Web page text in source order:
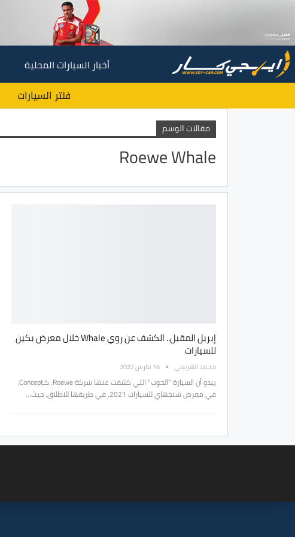
أخبار السيارات المحلية
فلتر السيارات
مقالات الوسم
Roewe Whale
إبريل المقبل.. الكشف عن روي Whale خلال معرض بكين
للسيارات
محمد الشربيني 16 مارس 2022
يبدو أن السيارة "الحوت" التي كشفت عنها شركة Roewe، كـConcept،
في معرض شنجهاي للسيارات 2021، في طريقها للاطلاق، حيث…